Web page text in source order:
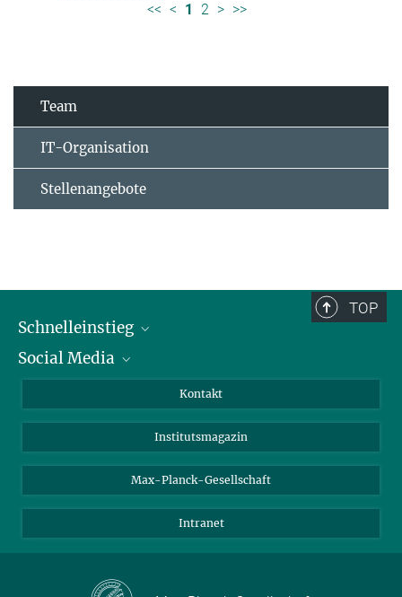
<< < 1 2 > >>
Team
IT-Organisation
Stellenangebote
TOP
Schnelleinstieg
Alumni
Fördernde
Schulen
Studierende
Social Media
Bluesky
Facebook
YouTube
Kontakt
Institutsmagazin
Max-Planck-Gesellschaft
Intranet